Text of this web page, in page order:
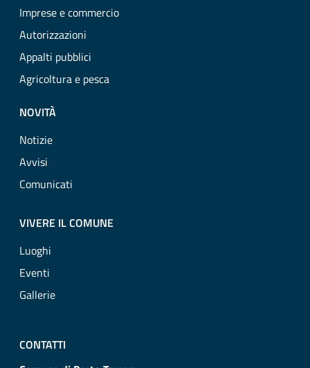
Imprese e commercio
Autorizzazioni
Appalti pubblici
Agricoltura e pesca
NOVITÀ
Notizie
Avvisi
Comunicati
VIVERE IL COMUNE
Luoghi
Eventi
Gallerie
CONTATTI